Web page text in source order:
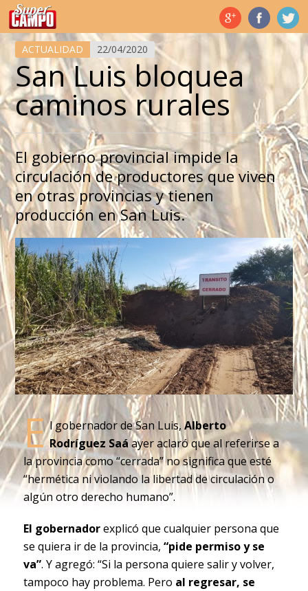
Temas de hoy
ACTUALIDAD 22/04/2020
San Luis bloquea
caminos rurales
El gobierno provincial impide la
circulación de productores que viven
en otras provincias y tienen
producción en San Luis.
E l gobernador de San Luis,Alberto
Rodríguez Saáayer aclaró que al referirse a
la provincia como “cerrada” no significa que esté
“hermética ni violando la libertad de circulación o
algún otro derecho humano”.
El gobernadorexplicó que cualquier persona que
se quiera ir de la provincia, “pide permiso y se
va”. Y agregó: “Si la persona quiere salir y volver,
tampoco hay problema. Pero al regresar, se